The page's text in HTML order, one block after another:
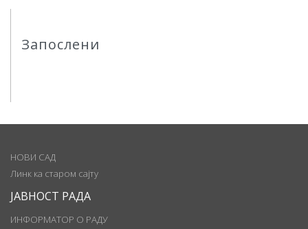
Запослени
НОВИ САД
Линк ка старом сајту
ЈАВНОСТ РАДА
ИНФОРМАТОР О РАДУ